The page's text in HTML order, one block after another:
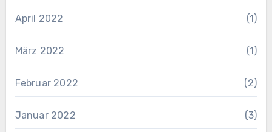
April 2022 (1)
März 2022 (1)
Februar 2022 (2)
Januar 2022 (3)